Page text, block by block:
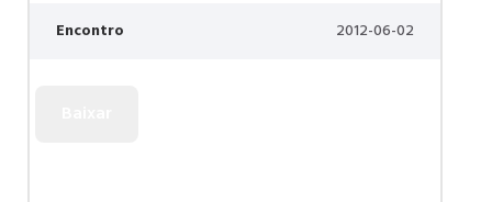
Encontro 2012-06-02